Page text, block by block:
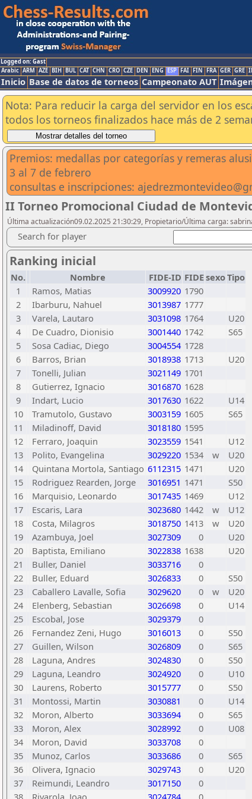
Logged on: Gast
Arabic ARM AZE BIH BUL CAT CHN CRO CZE DEN ENG ESP FAI FIN FRA GER GRE
Inicio Base de datos de torneos Campeonato AUT
Nota: Para reducir la carga del servidor en los
todos los torneos finalizados hace más de 2
Premios: medallas por categorías y remeras
3 al 7 de febrero
consultas e inscripciones:
II Torneo Promocional Ciudad de
Última actualización09.02.2025 21:30:29, Propietario/Última carga:
Search for player
Ranking inicial
No. Nombre FIDE-ID FIDEsexoTipo
1
Ramos, Matias 3009920 1790
2
Ibarburu, Nahuel 3013987 1777
3
Varela, Lautaro 3031098 1764
U20
4
De Cuadro, Dionisio 3001440 1742
S65
5
Sosa Cadiac, Diego 3004554 1728
6
Barros, Brian 3018938 1713
U20
7
Tonelli, Julian 3021149 1701
8
Gutierrez, Ignacio 3016870 1628
9
Indart, Lucio 3017630 1622
U14
10
Tramutolo, Gustavo 3003159 1605
S65
11
Miladinoff, David 3018180 1595
12
Ferraro, Joaquin 3023559 1541
U12
13
Polito, Evangelina 3029220 1534 w
U20
14
Quintana Mortola, Santiago 6112315 1471
U20
15
Rodriguez Rearden, Jorge 3016951 1471
S50
16
Marquisio, Leonardo 3017435 1469
U12
17
Escaris, Lara 3023680 1442 w
U12
18
Costa, Milagros 3018750 1413 w
U20
19
Azambuya, Joel 3027309 0
U20
20
Baptista, Emiliano 3022838 1638
U20
21
Buller, Daniel 3033716
0
22
Buller, Eduard 3026833 0
S50
23
Caballero Lavalle, Sofia 3029620 0 w
U20
24
Elenberg, Sebastian 3026698 0
U14
25
Escobal, Jose 3029379
0
26
Fernandez Zeni, Hugo 3016013 0
S50
27
Guillen, Wilson 3026809 0
S65
28
Laguna, Andres 3024830 0
S50
29
Laguna, Leandro 3024920 0
U10
30
Laurens, Roberto 3015777 0
S50
31
Montossi, Martin 3030881 0
U14
32
Moron, Alberto 3033694 0
S65
33
Moron, Alex 3028992 0
U08
34
Moron, David 3033708
0
35
Munoz, Carlos 3033686 0
S65
36
Olivera, Ignacio 3029743 0
U20
37
Reimundi, Leandro 3017150
0
38
Rivarola, Joao 3024784 0